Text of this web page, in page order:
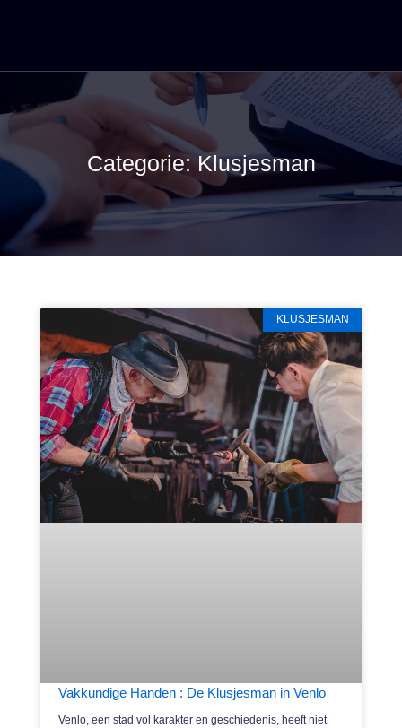
Categorie: Klusjesman
KLUSJESMAN
Vakkundige Handen : De Klusjesman in Venlo
Venlo, een stad vol karakter en geschiedenis, heeft niet